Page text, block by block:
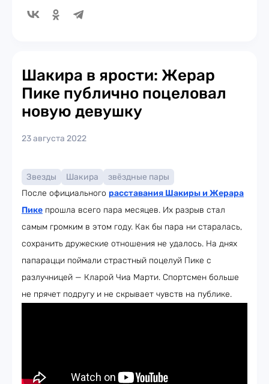
Шакира в ярости: Жерар
Пике публично поцеловал
новую девушку
23 августа 2022
Звезды Шакира
звёздные пары
После официального расставания Шакиры и Жерара
Пике прошла всего пара месяцев. Их разрыв стал
самым громким в этом году. Как бы пара ни старалась,
сохранить дружеские отношения не удалось. На днях
папарацци поймали страстный поцелуй Пике с
разлучницей — Кларой Чиа Марти. Спортсмен больше
не прячет подругу и не скрывает чувств на публике.